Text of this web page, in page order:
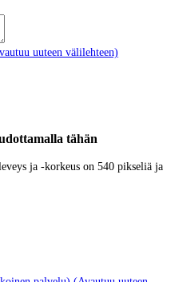
uuteen välilehteen)
tähän
ja -korkeus on 540 pikseliä ja